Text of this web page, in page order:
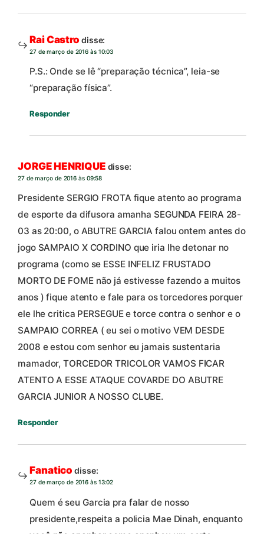
Rai Castro disse:
27 de março de 2016 às 10:03
P.S.: Onde se lê “preparação técnica”, leia-se
“preparação física”.
Responder
JORGE HENRIQUE disse:
27 de março de 2016 às 09:58
Presidente SERGIO FROTA fique atento ao programa
de esporte da difusora amanha SEGUNDA FEIRA 28-
03 as 20:00, o ABUTRE GARCIA falou ontem antes do
jogo SAMPAIO X CORDINO que iria lhe detonar no
programa (como se ESSE INFELIZ FRUSTADO
MORTO DE FOME não já estivesse fazendo a muitos
anos ) fique atento e fale para os torcedores porquer
ele lhe critica PERSEGUE e torce contra o senhor e o
SAMPAIO CORREA ( eu sei o motivo VEM DESDE
2008 e estou com senhor eu jamais sustentaria
mamador, TORCEDOR TRICOLOR VAMOS FICAR
ATENTO A ESSE ATAQUE COVARDE DO ABUTRE
GARCIA JUNIOR A NOSSO CLUBE.
Responder
Fanatico disse:
27 de março de 2016 às 13:02
Quem é seu Garcia pra falar de nosso
presidente,respeita a policia Mae Dinah, enquanto